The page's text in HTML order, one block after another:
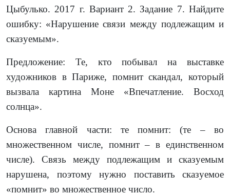
Цыбулько. 2017 г. Вариант 2. Задание 7. Найдите
ошибку: «Нарушение связи между подлежащим и
сказуемым».
Предложение: Те, кто побывал на выставке
художников в Париже, помнит скандал, который
вызвала картина Моне «Впечатление. Восход
солнца».
Основа главной части: те помнит: (те – во
множественном числе, помнит – в единственном
числе). Связь между подлежащим и сказуемым
нарушена, поэтому нужно поставить сказуемое
«помнит» во множественное число.